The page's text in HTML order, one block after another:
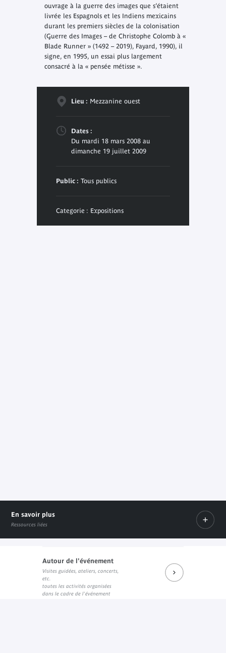
ouvrage à la guerre des images que s’étaient
livrée les Espagnols et les Indiens mexicains
durant les premiers siècles de la colonisation
(Guerre des Images – de Christophe Colomb à «
Blade Runner » (1492 – 2019), Fayard, 1990), il
signe, en 1995, un essai plus largement
consacré à la « pensée métisse ».
Lieu : Mezzanine ouest
Dates :
Du mardi 18 mars 2008 au
dimanche 19 juillet 2009
Public : Tous publics
Categorie : Expositions
En savoir plus
Ressources liées
Catalogue de l'exposition
Lien interne
Autour de l'événement
Visites guidées, ateliers, concerts,
etc.
toutes les activités organisées
dans le cadre de l'événement